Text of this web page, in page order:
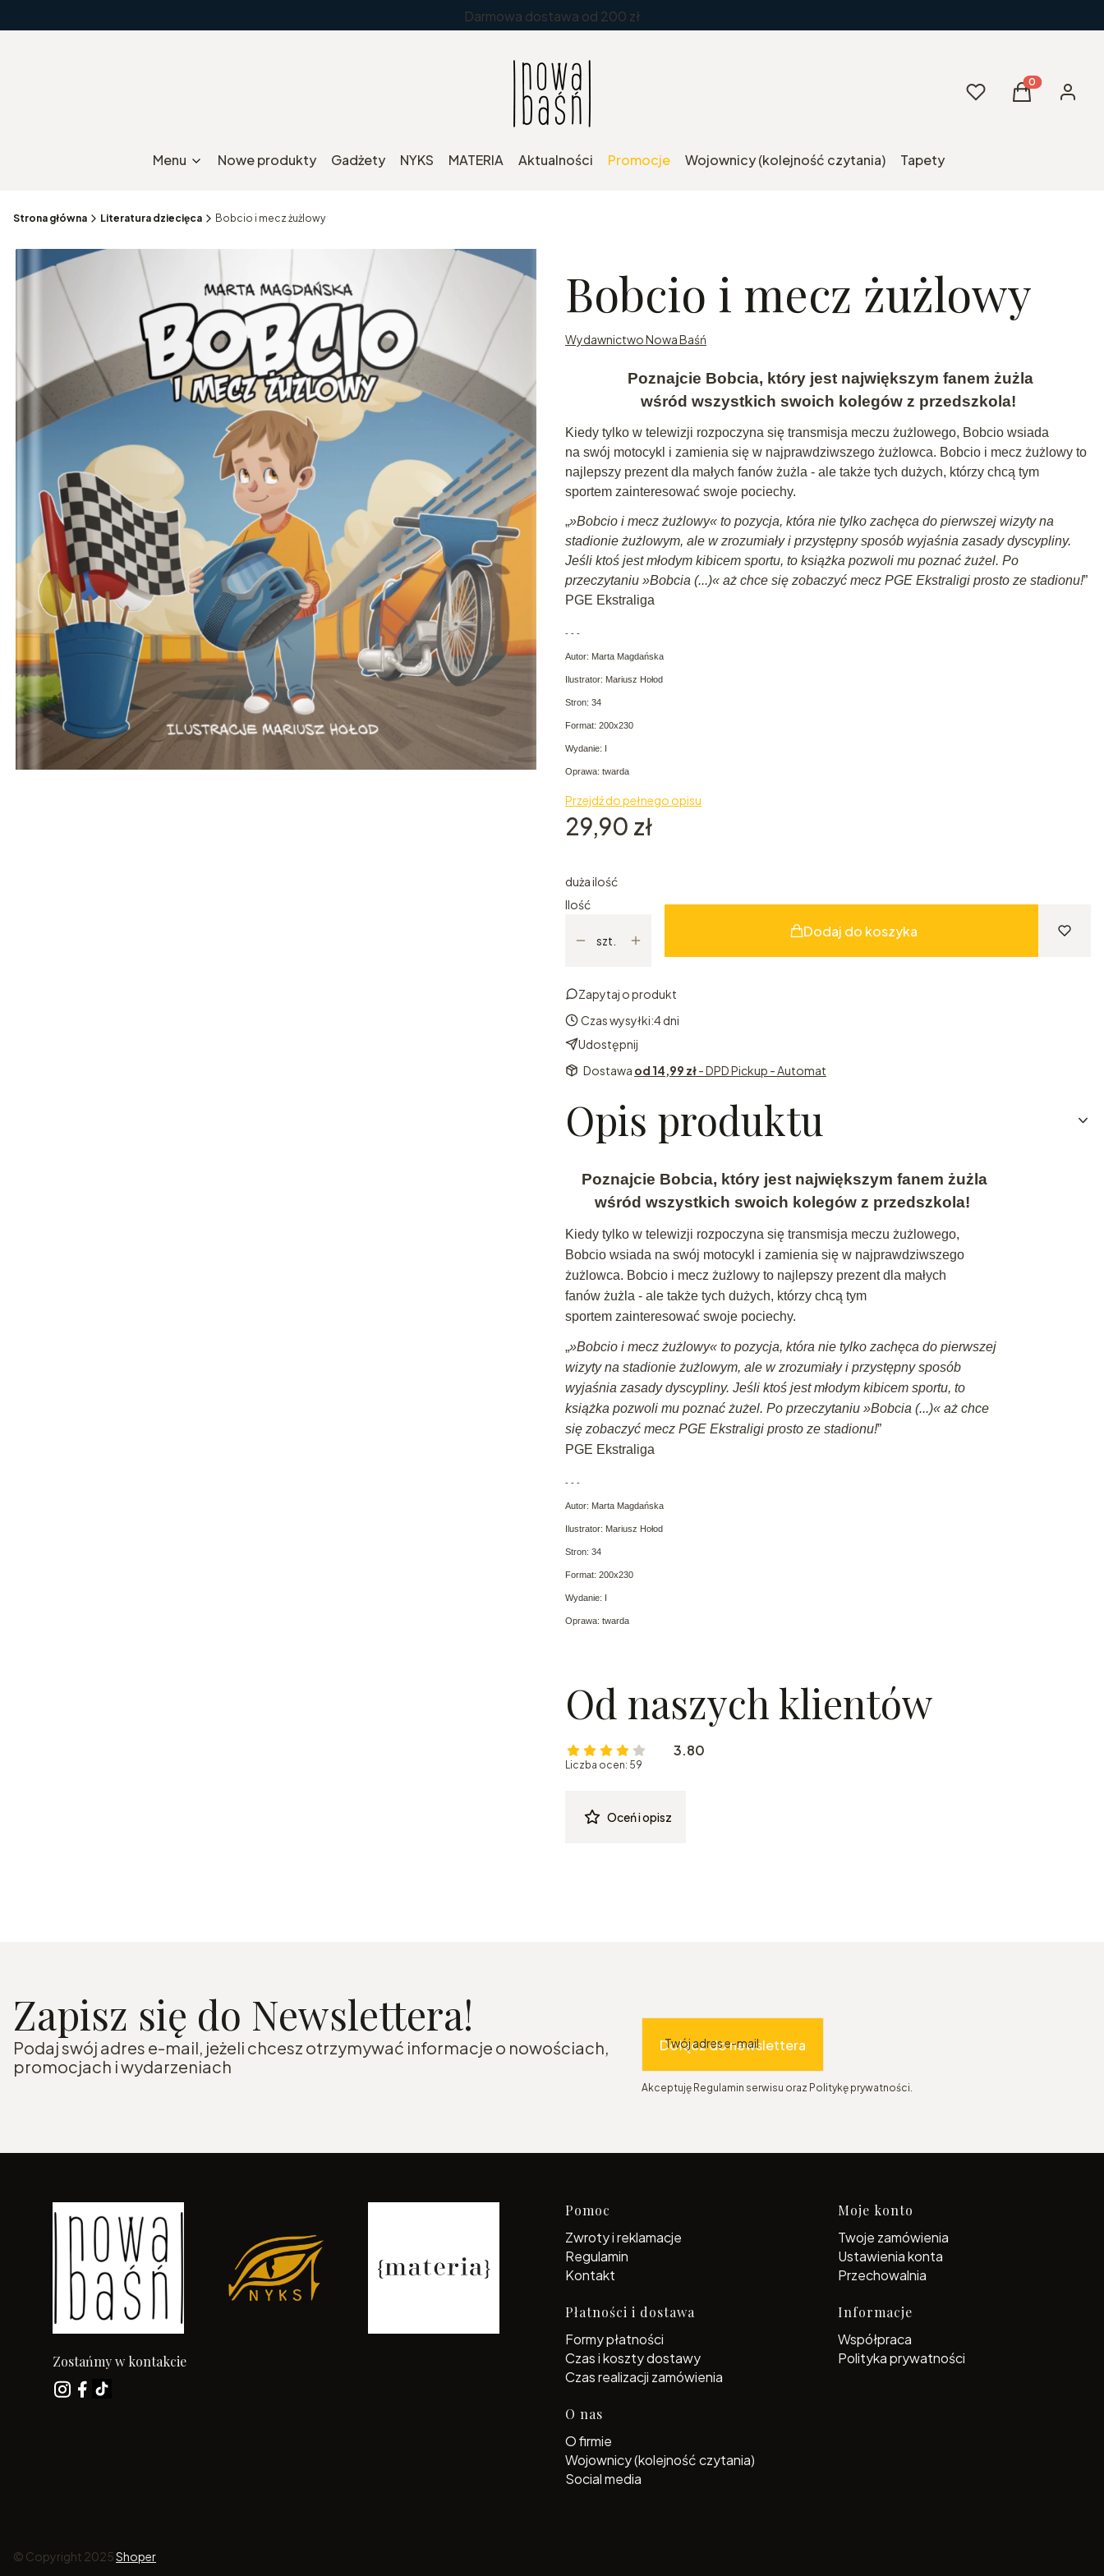
Darmowa dostawa od 200 zł
UlubioneProdukty w
Koszyk
Menu Nowe produkty Gadżety NYKS MATERIA Aktualności Promocje Wojownicy (kolejność czytania) Tapety
Strona główna Literatura dziecięca Bobcio i mecz żużlowy
Bobcio i mecz żużlowy
Wydawnictwo Nowa Baśń
Poznajcie Bobcia, który jest największym fanem żużla
wśród wszystkich swoich kolegów z przedszkola!
Kiedy tylko w telewizji rozpoczyna się transmisja meczu żużlowego, Bobcio wsiada
na swój motocykl i zamienia się w najprawdziwszego żużlowca. Bobcio i mecz żużlowy to
najlepszy prezent dla małych fanów żużla - ale także tych dużych, którzy chcą tym
sportem zainteresować swoje pociechy.
„»Bobcio i mecz żużlowy« to pozycja, która nie tylko zachęca do pierwszej wizyty na
stadionie żużlowym, ale w zrozumiały i przystępny sposób wyjaśnia zasady dyscypliny.
Jeśli ktoś jest młodym kibicem sportu, to książka pozwoli mu poznać żużel. Po
przeczytaniu »Bobcia (...)« aż chce się zobaczyć mecz PGE Ekstraligi prosto ze stadionu!”
PGE Ekstraliga
- - -
Autor: Marta Magdańska
Ilustrator: Mariusz Hołod
Stron: 34
Format: 200x230
Wydanie: I
Oprawa: twarda
Przejdź do pełnego opisu
Cena
29,90 zł
duża ilość
Ilość
szt.
Dodaj do koszyka
Zapytaj o produkt
Czas wysyłki:4 dni
Udostępnij
Dostawa od 14,99 zł- DPD Pickup - Automat
Opis produktu
Poznajcie Bobcia, który jest największym fanem żużla
wśród wszystkich swoich kolegów z przedszkola!
Kiedy tylko w telewizji rozpoczyna się transmisja meczu żużlowego,
Bobcio wsiada na swój motocykl i zamienia się w najprawdziwszego
żużlowca. Bobcio i mecz żużlowy to najlepszy prezent dla małych
fanów żużla - ale także tych dużych, którzy chcą tym
sportem zainteresować swoje pociechy.
„»Bobcio i mecz żużlowy« to pozycja, która nie tylko zachęca do pierwszej
wizyty na stadionie żużlowym, ale w zrozumiały i przystępny sposób
wyjaśnia zasady dyscypliny. Jeśli ktoś jest młodym kibicem sportu, to
książka pozwoli mu poznać żużel. Po przeczytaniu »Bobcia (...)« aż chce
się zobaczyć mecz PGE Ekstraligi prosto ze stadionu!”
PGE Ekstraliga
- - -
Autor: Marta Magdańska
Ilustrator: Mariusz Hołod
Stron: 34
Format: 200x230
Wydanie: I
Oprawa: twarda
Od naszych klientów
3.80
Liczba ocen: 59
Oceń i opisz
Zapisz się do Newslettera!
Podaj swój adres e-mail, jeżeli chcesz otrzymywać informacje o nowościach,
promocjach i wydarzeniach
Twój adres e-mail
Dołącz do newslettera
Akceptuję Regulamin serwisu oraz Politykę prywatności.
Zostańmy w kontakcie
Linki w stopce
Pomoc
Zwroty i reklamacje
Regulamin
Kontakt
Moje konto
Twoje zamówienia
Ustawienia konta
Przechowalnia
Płatności i dostawa
Formy płatności
Czas i koszty dostawy
Czas realizacji zamówienia
Informacje
Współpraca
Polityka prywatności
O nas
O firmie
Wojownicy (kolejność czytania)
Social media
© Copyright 2025Shoper